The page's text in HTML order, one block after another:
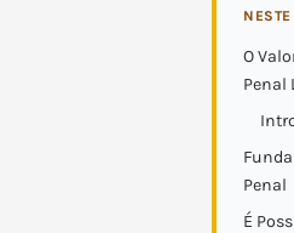
O
Penal
Penal
É